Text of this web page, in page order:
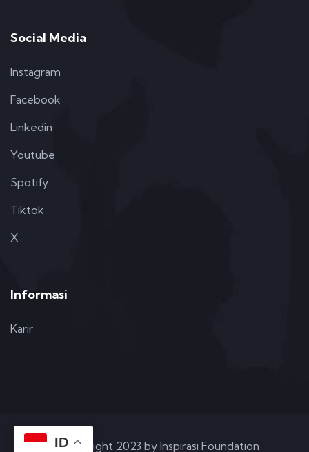
Social Media
Instagram
Facebook
Linkedin
Youtube
Spotify
Tiktok
X
Informasi
Karir
© Copyright 2023 by Inspirasi Foundation
ID